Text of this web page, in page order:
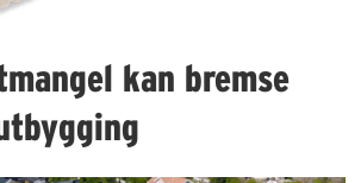
kan bremse